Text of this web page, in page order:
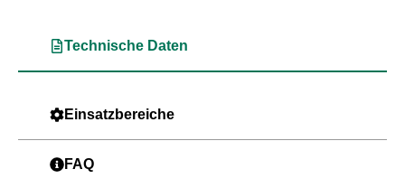
Technische Daten
Einsatzbereiche
FAQ